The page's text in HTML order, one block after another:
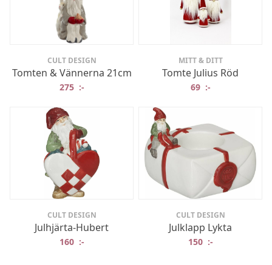
CULT DESIGN
Tomten & Vännerna 21cm
275 :-
MITT & DITT
Tomte Julius Röd
69 :-
CULT DESIGN
Julhjärta-Hubert
160 :-
CULT DESIGN
Julklapp Lykta
150 :-